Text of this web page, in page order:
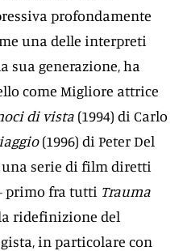
profondamente
una delle interpreti
sua generazione, ha
come Migliore attrice
di vista (1994) di Carlo
(1996) di Peter Del
una serie di film diretti
primo fra tutti Trauma
ridefinizione del
in particolare con